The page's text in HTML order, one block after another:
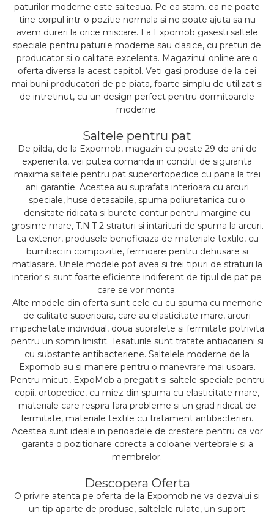
paturilor moderne este salteaua. Pe ea stam, ea ne poate
tine corpul intr-o pozitie normala si ne poate ajuta sa nu
avem dureri la orice miscare. La Expomob gasesti saltele
speciale pentru paturile moderne sau clasice, cu preturi de
producator si o calitate excelenta. Magazinul online are o
oferta diversa la acest capitol. Veti gasi produse de la cei
mai buni producatori de pe piata, foarte simplu de utilizat si
de intretinut, cu un design perfect pentru dormitoarele
moderne.
Saltele pentru pat
De pilda, de la Expomob, magazin cu peste 29 de ani de
experienta, vei putea comanda in conditii de siguranta
maxima saltele pentru pat superortopedice cu pana la trei
ani garantie. Acestea au suprafata interioara cu arcuri
speciale, huse detasabile, spuma poliuretanica cu o
densitate ridicata si burete contur pentru margine cu
grosime mare, T.N.T 2 straturi si intarituri de spuma la arcuri.
La exterior, produsele beneficiaza de materiale textile, cu
bumbac in compozitie, fermoare pentru dehusare si
matlasare. Unele modele pot avea si trei tipuri de straturi la
interior si sunt foarte eficiente indiferent de tipul de pat pe
care se vor monta.
Alte modele din oferta sunt cele cu cu spuma cu memorie
de calitate superioara, care au elasticitate mare, arcuri
impachetate individual, doua suprafete si fermitate potrivita
pentru un somn linistit. Tesaturile sunt tratate antiacarieni si
cu substante antibacteriene. Saltelele moderne de la
Expomob au si manere pentru o manevrare mai usoara.
Pentru micuti, ExpoMob a pregatit si saltele speciale pentru
copii, ortopedice, cu miez din spuma cu elasticitate mare,
materiale care respira fara probleme si un grad ridicat de
fermitate, materiale textile cu tratament antibacterian.
Acestea sunt ideale in perioadele de crestere pentru ca vor
garanta o pozitionare corecta a coloanei vertebrale si a
membrelor.
Descopera Oferta
O privire atenta pe oferta de la Expomob ne va dezvalui si
un tip aparte de produse, saltelele rulate, un suport